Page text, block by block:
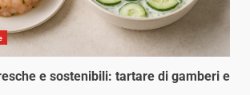
e sostenibili: tartare di gamberi e